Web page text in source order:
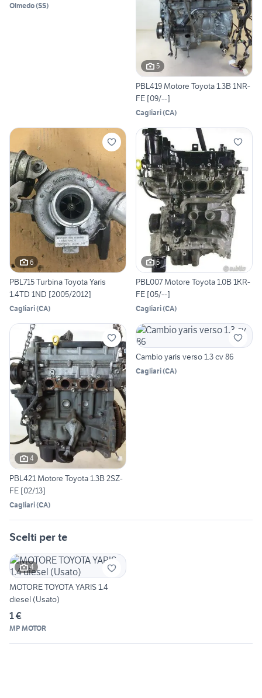
Olmedo(SS)
5
PBL419 Motore Toyota 1.3B 1NR-
FE [09/--]
Cagliari(CA)
6
PBL715 Turbina Toyota Yaris
1.4TD 1ND [2005/2012]
Cagliari(CA)
5
PBL007 Motore Toyota 1.0B 1KR-
FE [05/--]
Cagliari(CA)
4
PBL421 Motore Toyota 1.3B 2SZ-
FE [02/13]
Cagliari(CA)
Cambio yaris verso 1.3 cv 86
Cagliari(CA)
Scelti per te
4
MOTORE TOYOTA YARIS 1.4
diesel (Usato)
1 €
MP MOTOR